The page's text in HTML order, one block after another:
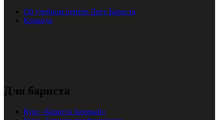
Об учебном центре Лиге Бариста
Команда
Для бариста
Курс «Бариста базовый»